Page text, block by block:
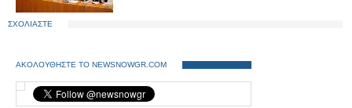
ΣΧΟΛΙΑΣΤΕ
ΑΚΟΛΟΥΘΗΣΤΕ ΤΟ NEWSNOWGR.COM